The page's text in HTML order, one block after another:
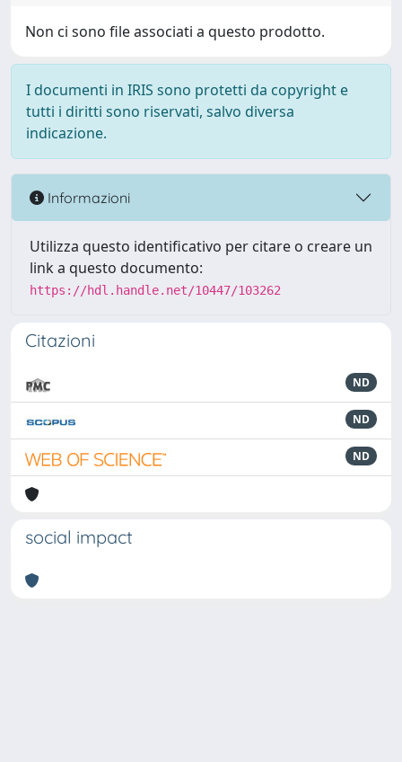
Non ci sono file associati a questo prodotto.
I documenti in IRIS sono protetti da copyright e
tutti i diritti sono riservati, salvo diversa
indicazione.
Informazioni
Utilizza questo identificativo per citare o creare un
link a questo documento:
https://hdl.handle.net/10447/103262
Citazioni
ND
ND
ND
social impact